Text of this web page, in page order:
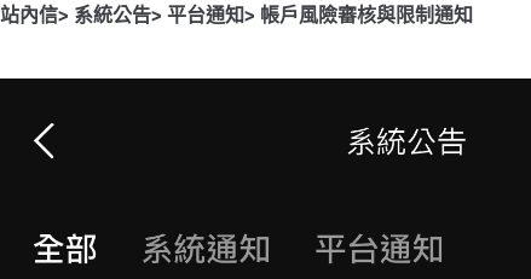
站內信> 系統公告> 平台通知> 帳戶風險審核與限制通知